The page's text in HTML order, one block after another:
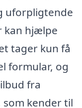
uforpligtende
kan hjælpe
tager kun få
formular, og
fra
kender til